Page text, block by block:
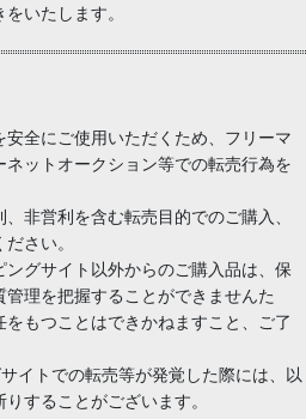
いたします。
全にご使用いただくため、フリーマ
ットオークション等での転売行為を
非営利を含む転売目的でのご購入、
さい。
ングサイト以外からのご購入品は、保
理を把握することができませんた
もつことはできかねますこと、ご了
イトでの転売等が発覚した際には、以
することがございます。